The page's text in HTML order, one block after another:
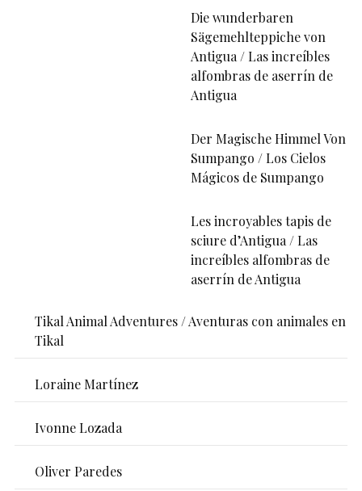
Die wunderbaren
Sägemehlteppiche von
Antigua / Las increíbles
alfombras de aserrín de
Antigua
Der Magische Himmel Von
Sumpango / Los Cielos
Mágicos de Sumpango
Les incroyables tapis de
sciure d’Antigua / Las
increíbles alfombras de
aserrín de Antigua
Tikal Animal Adventures / Aventuras con animales en
Tikal
Loraine Martínez
Ivonne Lozada
Oliver Paredes